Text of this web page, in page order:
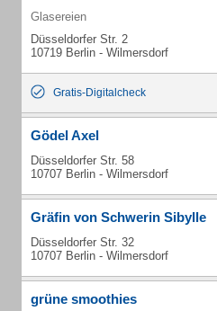
Glasereien
Düsseldorfer Str. 2
10719 Berlin - Wilmersdorf
Gratis-Digitalcheck
Gödel Axel
Düsseldorfer Str. 58
10707 Berlin - Wilmersdorf
Gräfin von Schwerin Sibylle
Düsseldorfer Str. 32
10707 Berlin - Wilmersdorf
grüne smoothies